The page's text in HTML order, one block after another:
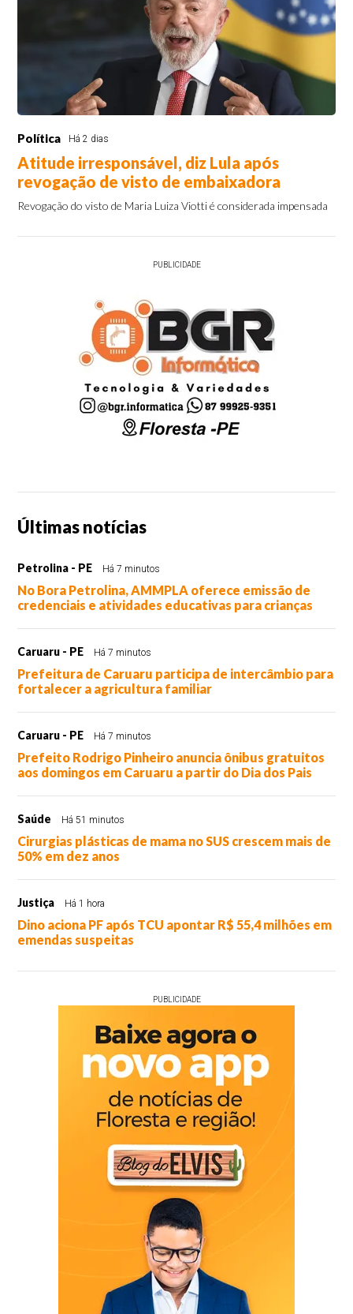
Política Há 2 dias
Atitude irresponsável, diz Lula após
revogação de visto de embaixadora
Revogação do visto de Maria Luiza Viotti é considerada impensada
PUBLICIDADE
Últimas notícias
Petrolina - PE Há 7 minutos
No Bora Petrolina, AMMPLA oferece emissão de
credenciais e atividades educativas para crianças
Caruaru - PE Há 7 minutos
Prefeitura de Caruaru participa de intercâmbio para
fortalecer a agricultura familiar
Caruaru - PE Há 7 minutos
Prefeito Rodrigo Pinheiro anuncia ônibus gratuitos
aos domingos em Caruaru a partir do Dia dos Pais
Saúde Há 51 minutos
Cirurgias plásticas de mama no SUS crescem mais de
50% em dez anos
Justiça Há 1 hora
Dino aciona PF após TCU apontar R$ 55,4 milhões em
emendas suspeitas
PUBLICIDADE